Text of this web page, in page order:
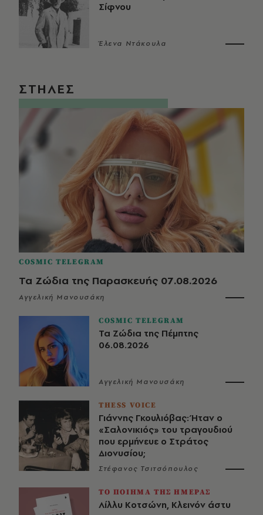
Σίφνου
Έλενα Ντάκουλα
ΣΤΗΛΕΣ
COSMIC TELEGRAM
Τα Ζώδια της Παρασκευής 07.08.2026
Αγγελική Μανουσάκη
COSMIC TELEGRAM
Τα Ζώδια της Πέμπτης
06.08.2026
Αγγελική Μανουσάκη
THESS VOICE
Γιάννης Γκουλιόβας: Ήταν ο
«Σαλονικιός» του τραγουδιού
που ερμήνευε ο Στράτος
Διονυσίου;
Στέφανος Τσιτσόπουλος
ΤΟ ΠΟΙΗΜΑ ΤΗΣ ΗΜΕΡΑΣ
Λίλλυ Κοτσώνη, Κλεινόν άστυ